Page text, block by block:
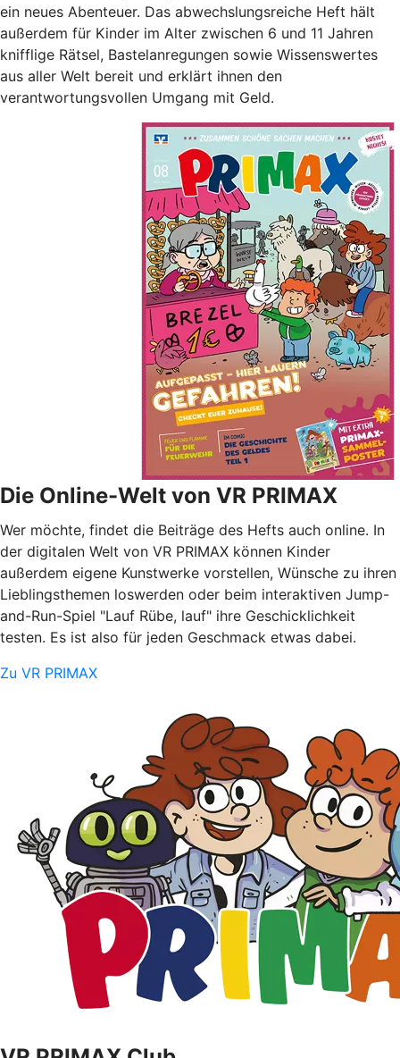
ein neues Abenteuer. Das abwechslungsreiche Heft hält
außerdem für Kinder im Alter zwischen 6 und 11 Jahren
knifflige Rätsel, Bastelanregungen sowie Wissenswertes
aus aller Welt bereit und erklärt ihnen den
verantwortungsvollen Umgang mit Geld.
Die Online-Welt von VR PRIMAX
Wer möchte, findet die Beiträge des Hefts auch online. In
der digitalen Welt von VR PRIMAX können Kinder
außerdem eigene Kunstwerke vorstellen, Wünsche zu ihren
Lieblingsthemen loswerden oder beim interaktiven Jump-
and-Run-Spiel "Lauf Rübe, lauf" ihre Geschicklichkeit
testen. Es ist also für jeden Geschmack etwas dabei.
Zu VR PRIMAX